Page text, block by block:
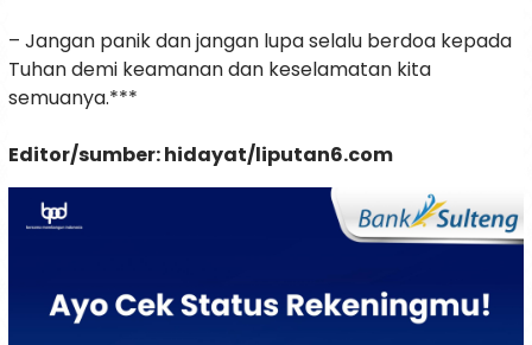
– Jangan panik dan jangan lupa selalu berdoa kepada
Tuhan demi keamanan dan keselamatan kita
semuanya.***
Editor/sumber: hidayat/liputan6.com